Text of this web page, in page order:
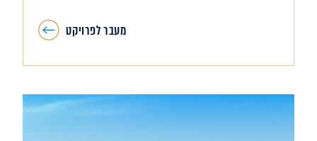
מעבר לפרויקט